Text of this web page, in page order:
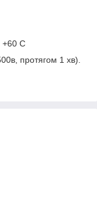
+60 С
протягом 1 хв).